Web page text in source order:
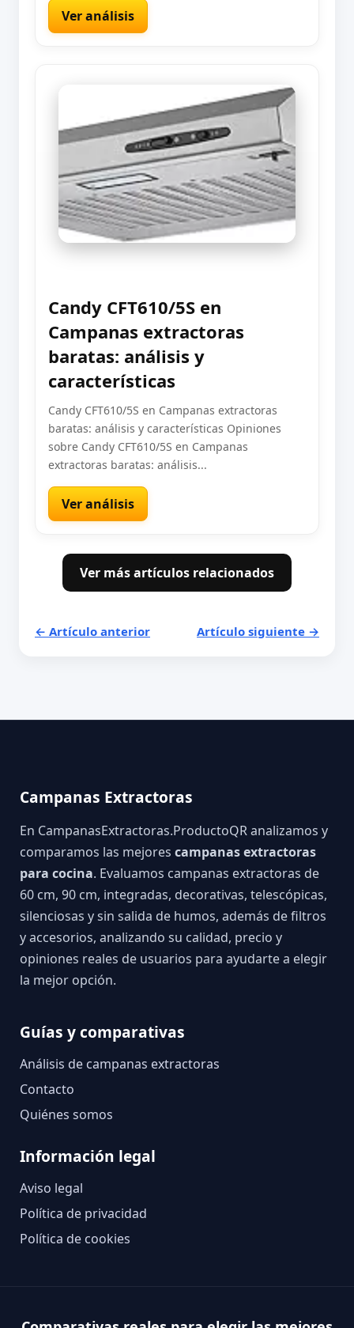
Ver análisis
Candy CFT610/5S en
Campanas extractoras
baratas: análisis y
características
Candy CFT610/5S en Campanas extractoras
baratas: análisis y características Opiniones
sobre Candy CFT610/5S en Campanas
extractoras baratas: análisis...
Ver análisis
Ver más artículos relacionados
← Artículo anterior Artículo siguiente →
Campanas Extractoras
En CampanasExtractoras.ProductoQR analizamos y
comparamos las mejores campanas extractoras
para cocina. Evaluamos campanas extractoras de
60 cm, 90 cm, integradas, decorativas, telescópicas,
silenciosas y sin salida de humos, además de filtros
y accesorios, analizando su calidad, precio y
opiniones reales de usuarios para ayudarte a elegir
la mejor opción.
Guías y comparativas
Análisis de campanas extractoras
Contacto
Quiénes somos
Información legal
Aviso legal
Política de privacidad
Política de cookies